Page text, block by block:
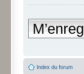
Index du forum